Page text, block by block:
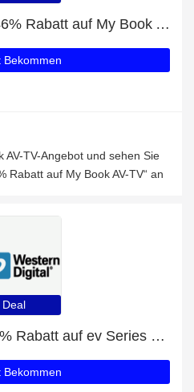
Genießen Sie bis zu 46% Rabatt auf My Book AV-TV
Bekommen
TV-Angebot und sehen Sie
Rabatt auf My Book AV-TV“ an
Deal
Erhalten Sie bis zu 31% Rabatt auf ev Series Reader CFast 2.0 Edition
Bekommen